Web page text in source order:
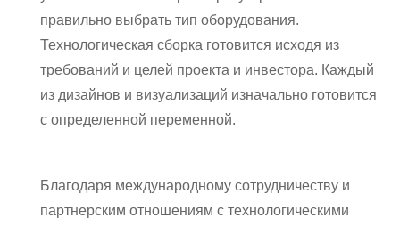
правильно выбрать тип оборудования.
Технологическая сборка готовится исходя из
требований и целей проекта и инвестора. Каждый
из дизайнов и визуализаций изначально готовится
с определенной переменной.
Благодаря международному сотрудничеству и
партнерским отношениям с технологическими